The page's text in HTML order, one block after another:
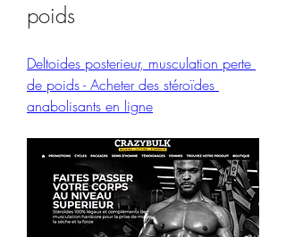
poids
Deltoides posterieur, musculation perte
de poids - Acheter des stéroïdes
anabolisants en ligne